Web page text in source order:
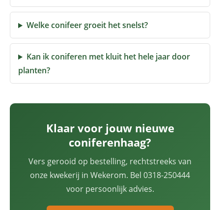
Welke conifeer groeit het snelst?
Kan ik coniferen met kluit het hele jaar door
planten?
Klaar voor jouw nieuwe
coniferenhaag?
Vers gerooid op bestelling, rechtstreeks van
onze kwekerij in Wekerom. Bel 0318-250444
voor persoonlijk advies.